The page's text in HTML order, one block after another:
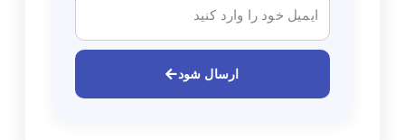
ارسال شود